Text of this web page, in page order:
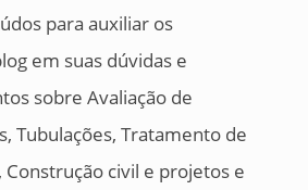
para auxiliar os
em suas dúvidas e
sobre Avaliação de
Tubulações, Tratamento de
Construção civil e projetos e